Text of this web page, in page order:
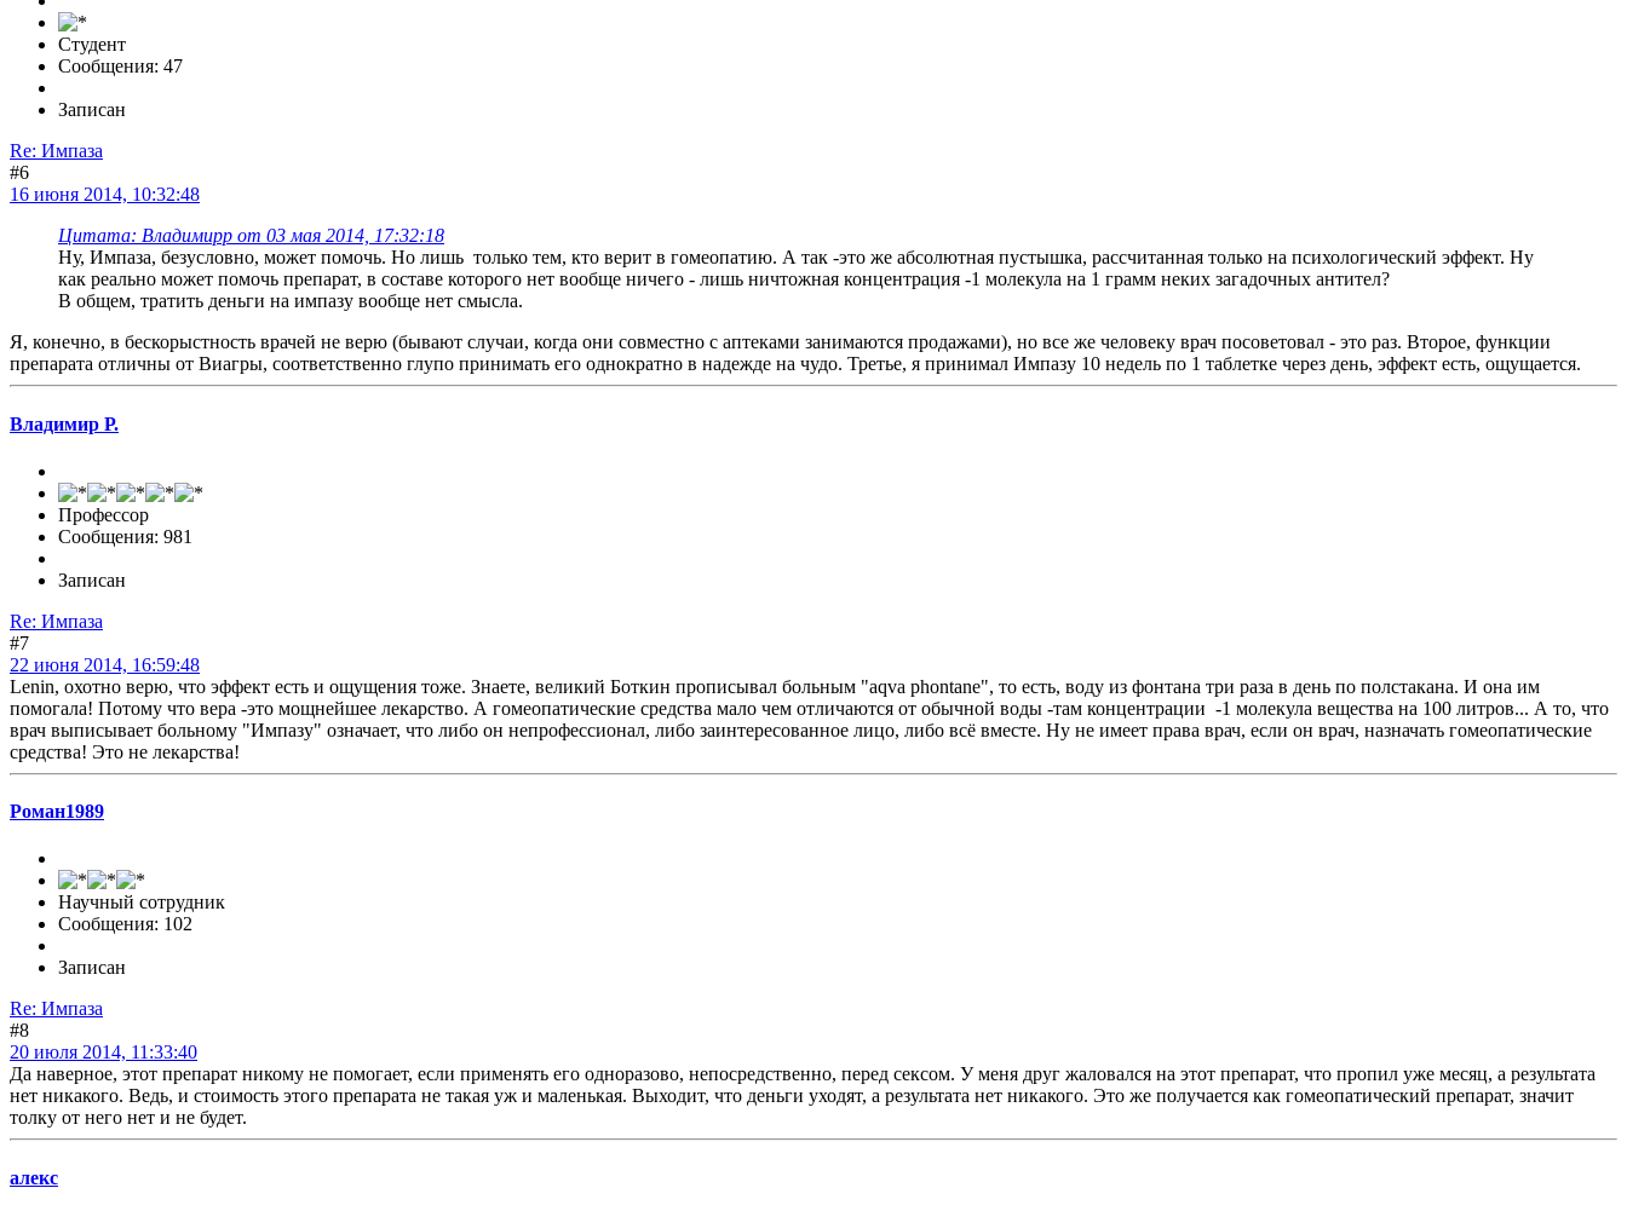
Студент
Сообщения: 47
Записан
Re: Импаза
#6
16 июня 2014, 10:32:48
Цитата: Владимирр от 03 мая 2014, 17:32:18
Ну, Импаза, безусловно, может помочь. Но лишь только тем, кто верит в гомеопатию. А так -это же абсолютная пустышка, рассчитанная только на психологический эффект. Ну
как реально может помочь препарат, в составе которого нет вообще ничего - лишь ничтожная концентрация -1 молекула на 1 грамм неких загадочных антител?
В общем, тратить деньги на импазу вообще нет смысла.
Я, конечно, в бескорыстность врачей не верю (бывают случаи, когда они совместно с аптеками занимаются продажами), но все же человеку врач посоветовал - это раз. Второе, функции
препарата отличны от Виагры, соответственно глупо принимать его однократно в надежде на чудо. Третье, я принимал Импазу 10 недель по 1 таблетке через день, эффект есть, ощущается.
Владимир Р.
Профессор
Сообщения: 981
Записан
Re: Импаза
#7
22 июня 2014, 16:59:48
Lenin, охотно верю, что эффект есть и ощущения тоже. Знаете, великий Боткин прописывал больным "aqva phontane", то есть, воду из фонтана три раза в день по полстакана. И она им
помогала! Потому что вера -это мощнейшее лекарство. А гомеопатические средства мало чем отличаются от обычной воды -там концентрации -1 молекула вещества на 100 литров... А то, что
врач выписывает больному "Импазу" означает, что либо он непрофессионал, либо заинтересованное лицо, либо всё вместе. Ну не имеет права врач, если он врач, назначать гомеопатические
средства! Это не лекарства!
Роман1989
Научный сотрудник
Сообщения: 102
Записан
Re: Импаза
#8
20 июля 2014, 11:33:40
Да наверное, этот препарат никому не помогает, если применять его одноразово, непосредственно, перед сексом. У меня друг жаловался на этот препарат, что пропил уже месяц, а результата
нет никакого. Ведь, и стоимость этого препарата не такая уж и маленькая. Выходит, что деньги уходят, а результата нет никакого. Это же получается как гомеопатический препарат, значит
толку от него нет и не будет.
алекс